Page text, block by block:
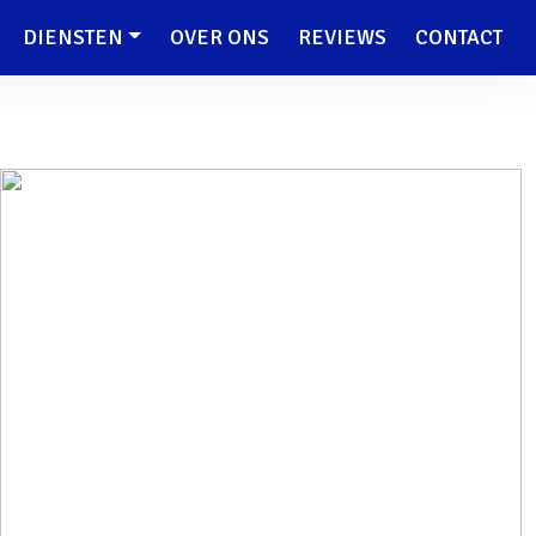
DIENSTEN OVER ONS REVIEWS CONTACT